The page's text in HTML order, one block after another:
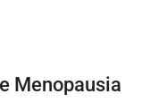
Menopausia